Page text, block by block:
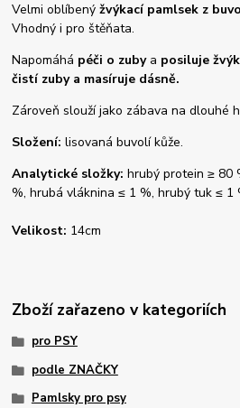
Velmi oblíbenýžvýkací pamlsek z
Vhodný i pro štěňata.
Napomáhá péči o zubya posiluje
čistí zuby a masíruje dásně.
Zároveň slouží jako zábava na dlouhé
Složení: lisovaná buvolí kůže.
Analytické složky: hrubý protein ≥ 80
%, hrubá vláknina ≤ 1 %, hrubý tuk ≤ 1
Velikost: 14cm
Zboží zařazeno v kategoriích
pro PSY
podle ZNAČKY
Pamlsky pro psy